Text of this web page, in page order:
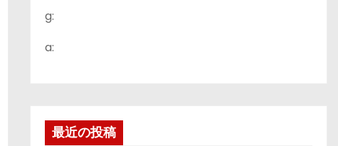
g:
a:
最近の投稿